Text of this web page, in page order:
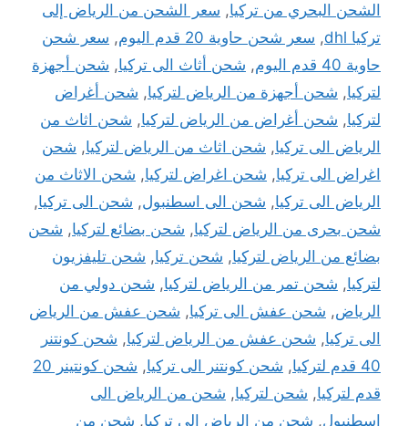
الشحن البحري من تركيا, سعر الشحن من الرياض إلى
تركيا dhl
, سعر شحن حاوية 20 قدم اليوم , سعر شحن
حاوية 40 قدم اليوم
, شحن أثاث الى تركيا, شحن أجهزة
لتركيا, شحن أجهزة من الرياض لتركيا, شحن أغراض
لتركيا, شحن أغراض من الرياض لتركيا, شحن اثاث من
الرياض الى تركيا, شحن اثاث من الرياض لتركيا, شحن
اغراض الى تركيا, شحن اغراض لتركيا, شحن الاثاث من
الرياض الى تركيا, شحن الى اسطنبول, شحن الى تركيا,
شحن بحرى من الرياض لتركيا, شحن بضائع لتركيا, شحن
بضائع من الرياض لتركيا, شحن تركيا, شحن تليفزيون
لتركيا, شحن تمر من الرياض لتركيا, شحن دولي من
الرياض, شحن عفش الى تركيا, شحن عفش من الرياض
الى تركيا, شحن عفش من الرياض لتركيا, شحن كونتنر
40 قدم لتركيا
, شحن كونتنر الى تركيا,
شحن كونتينر 20
قدم لتركيا, شحن لتركيا, شحن من الرياض الى
اسطنبول, شحن من الرياض الى تركيا, شحن من